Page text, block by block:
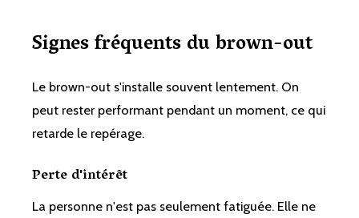
Signes fréquents du brown-out
Le brown-out s'installe souvent lentement. On
peut rester performant pendant un moment, ce qui
retarde le repérage.
Perte d'intérêt
La personne n'est pas seulement fatiguée. Elle ne